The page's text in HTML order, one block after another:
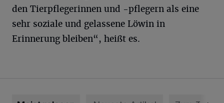
den Tierpflegerinnen und -pflegern als eine
sehr soziale und gelassene Löwin in
Erinnerung bleiben“, heißt es.